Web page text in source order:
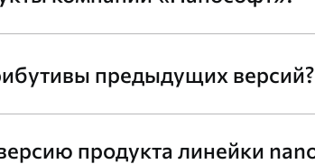
предыдущих версий?
продукта линейки